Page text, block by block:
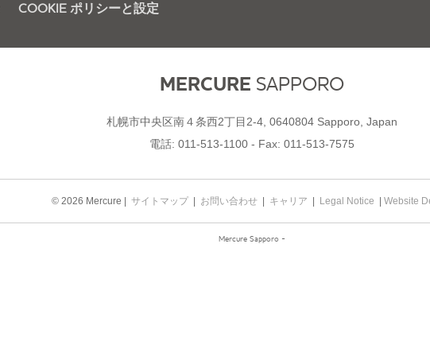
COOKIE ポリシーと設定
MERCURE SAPPORO
札幌市中央区南４条西2丁目2-4, 0640804 Sapporo, Japan
電話: 011-513-1100 - Fax: 011-513-7575
© 2026 Mercure | サイトマップ お問い合わせ キャリア Legal Notice Website
Mercure Sapporo -